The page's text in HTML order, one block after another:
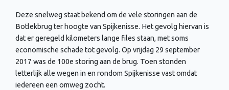
Deze snelweg staat bekend om de vele storingen aan de
Botlekbrug ter hoogte van Spijkenisse. Het gevolg hiervan is
dat er geregeld kilometers lange files staan, met soms
economische schade tot gevolg. Op vrijdag 29 september
2017 was de 100e storing aan de brug. Toen stonden
letterlijk alle wegen in en rondom Spijkenisse vast omdat
iedereen een omweg zocht.